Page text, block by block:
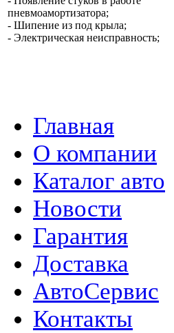
пневмоамортизатора;
- Шипение из под крыла;
- Электрическая неисправность;
Главная
О компании
Каталог авто
Новости
Гарантия
Доставка
АвтоСервис
Контакты